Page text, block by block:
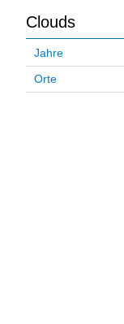
Clouds
Jahre
Orte